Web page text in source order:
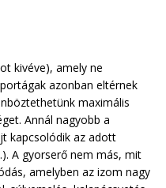
kivéve), amely ne
azonban eltérnek
maximális
Annál nagyobb a
kapcsolódik az adott
A gyorserő nem más, mit
amelyben az izom nagy